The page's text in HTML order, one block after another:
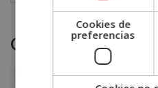
Otras
Cookies de
preferencias